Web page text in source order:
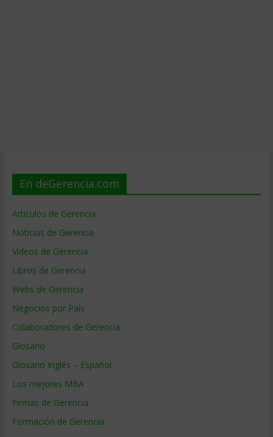
En deGerencia.com
Artículos de Gerencia
Noticias de Gerencia
Videos de Gerencia
Libros de Gerencia
Webs de Gerencia
Negocios por País
Colaboradores de Gerencia
Glosario
Glosario Inglés – Español
Los mejores MBA
Firmas de Gerencia
Formación de Gerencia